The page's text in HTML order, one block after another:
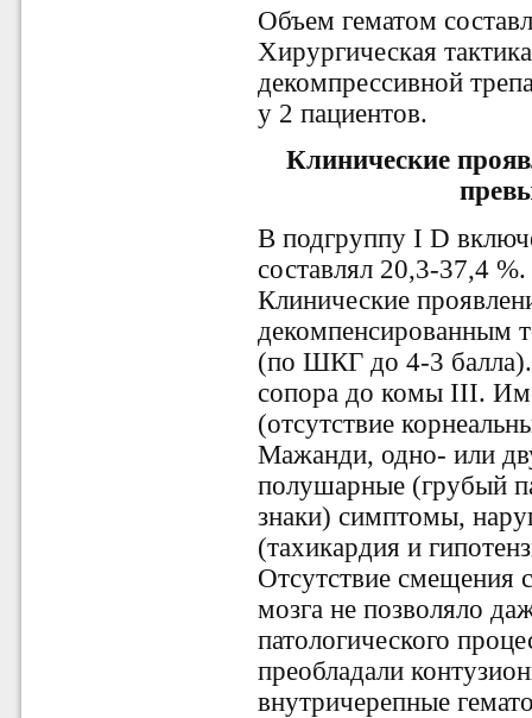
Объем гематом
Хирургическая
декомпрессивной
у 2 пациентов.
Клинические
В подгруппу I D
составлял 20,3-37,4 %.
Клинические
декомпенсированным
(по ШКГ до 4-3 балла).
сопора до комы III.
(отсутствие
Мажанди, одно- или
полушарные (грубый
знаки) симптомы,
(тахикардия и
Отсутствие смещения
мозга не позволяло
патологического
преобладали
внутричерепные